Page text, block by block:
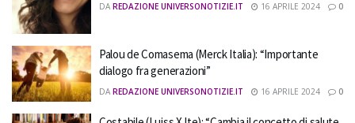
DA REDAZIONE UNIVERSONOTIZIE.IT 16 APRILE 2024 0
Palou de Comasema (Merck Italia): “Importante
dialogo fra generazioni”
DA REDAZIONE UNIVERSONOTIZIE.IT 16 APRILE 2024 0